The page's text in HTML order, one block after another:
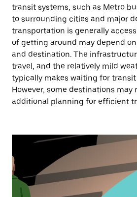
transit systems, such as Metro
to surrounding cities and major
transportation is generally
of getting around may depend
and destination. The
travel, and the relatively mild
typically makes waiting for
However, some destinations
additional planning for efficient